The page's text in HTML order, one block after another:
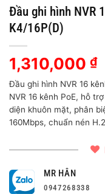
Đầu ghi hình NVR
K4/16P(D)
1,310,000 ₫
Đầu ghi hình NVR 16
NVR 16 kênh PoE, hỗ
diện khuôn mặt, phân
160Mbps, chuẩn nén
MR HÂN
0947268338